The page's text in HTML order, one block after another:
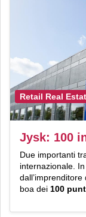
Retail Real
Jysk: 100
Due importanti
internazionale.
dall’imprenditore
boa dei 100